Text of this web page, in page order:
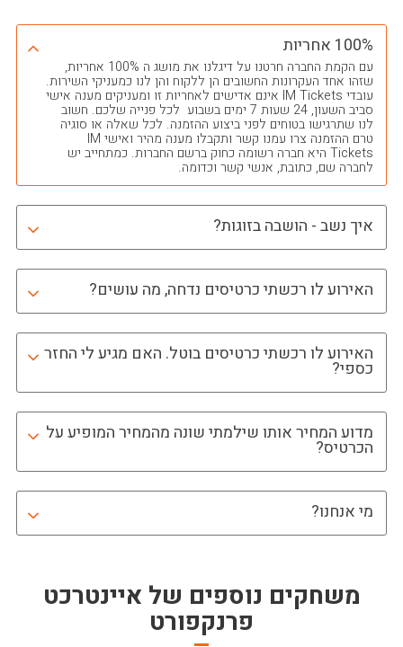
100% אחריות
עם הקמת החברה חרטנו על דיגלנו את מושג ה 100% אחריות,
שזהו אחד העקרונות החשובים הן ללקוח והן לנו כמעניקי השירות.
עובדי IM Tickets אינם אדישים לאחריות זו ומעניקים מענה אישי
סביב השעון, 24 שעות 7 ימים בשבוע לכל פנייה שלכם. חשוב
לנו שתרגישו בטוחים לפני ביצוע ההזמנה. לכל שאלה או סוגיה
טרם ההזמנה צרו עמנו קשר ותקבלו מענה מהיר ואישי IM
Tickets היא חברה רשומה כחוק ברשם החברות. כמתחייב יש
לחברה שם, כתובת, אנשי קשר וכדומה.
איך נשב - הושבה בזוגות?
האירוע לו רכשתי כרטיסים נדחה, מה עושים?
האירוע לו רכשתי כרטיסים בוטל. האם מגיע לי החזר
כספי?
מדוע המחיר אותו שילמתי שונה מהמחיר המופיע על
הכרטיס?
מי אנחנו?
משחקים נוספים של איינטרכט
פרנקפורט